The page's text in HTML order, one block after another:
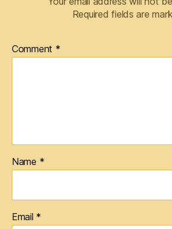
Required fields are
Comment *
Name *
Email *